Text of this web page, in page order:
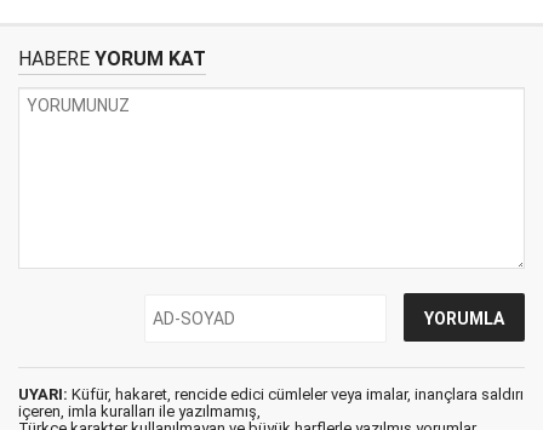
HABERE YORUM KAT
UYARI: Küfür, hakaret, rencide edici cümleler veya imalar, inançlara saldırı
içeren, imla kuralları ile yazılmamış,